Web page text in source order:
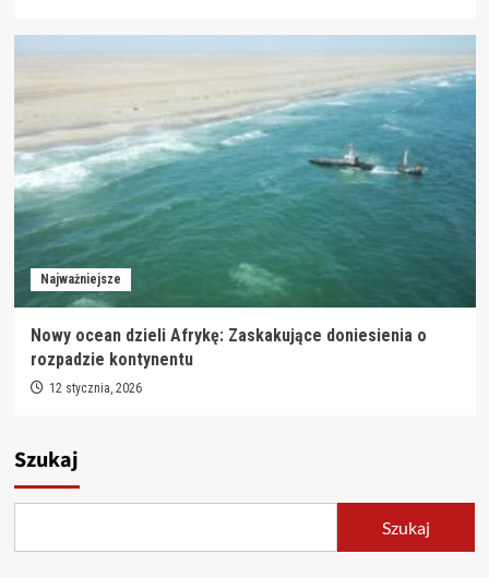
Najważniejsze
Nowy ocean dzieli Afrykę: Zaskakujące doniesienia o
rozpadzie kontynentu
12 stycznia, 2026
Szukaj
Szukaj